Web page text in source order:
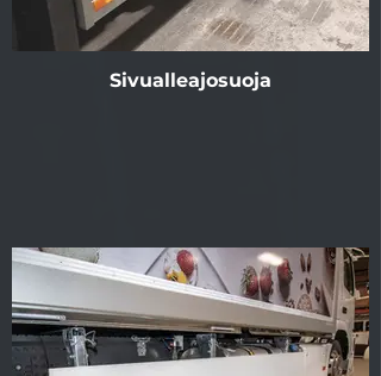
Sivualleajosuoja